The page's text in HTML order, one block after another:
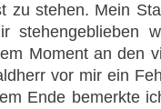
zu stehen. Mein
stehengeblieben
Moment an den
vor mir ein
Ende bemerkte